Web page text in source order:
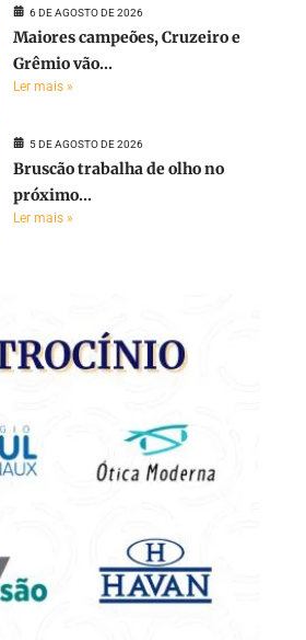
6 DE AGOSTO DE 2026
Maiores campeões, Cruzeiro e
Grêmio vão...
Ler mais »
5 DE AGOSTO DE 2026
Bruscão trabalha de olho no
próximo...
Ler mais »